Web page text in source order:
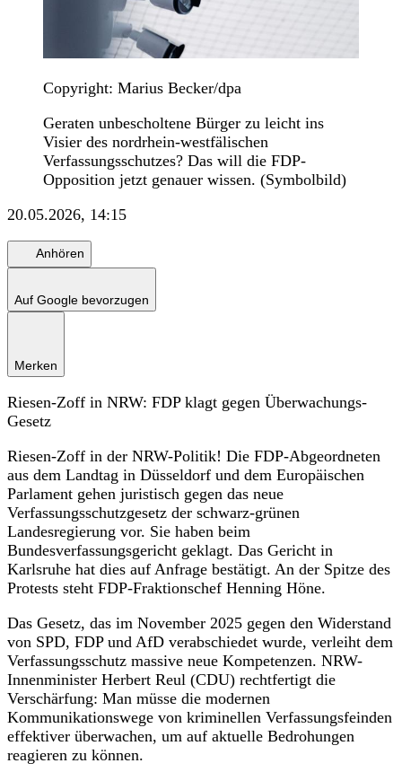
Copyright: Marius Becker/dpa
Geraten unbescholtene Bürger zu leicht ins
Visier des nordrhein-westfälischen
Verfassungsschutzes? Das will die FDP-
Opposition jetzt genauer wissen. (Symbolbild)
20.05.2026, 14:15
Anhören
Auf Google bevorzugen
Merken
Riesen-Zoff in NRW: FDP klagt gegen Überwachungs-
Gesetz
Riesen-Zoff in der NRW-Politik! Die FDP-Abgeordneten
aus dem Landtag in Düsseldorf und dem Europäischen
Parlament gehen juristisch gegen das neue
Verfassungsschutzgesetz der schwarz-grünen
Landesregierung vor. Sie haben beim
Bundesverfassungsgericht geklagt. Das Gericht in
Karlsruhe hat dies auf Anfrage bestätigt. An der Spitze des
Protests steht FDP-Fraktionschef Henning Höne.
Das Gesetz, das im November 2025 gegen den Widerstand
von SPD, FDP und AfD verabschiedet wurde, verleiht dem
Verfassungsschutz massive neue Kompetenzen. NRW-
Innenminister Herbert Reul (CDU) rechtfertigt die
Verschärfung: Man müsse die modernen
Kommunikationswege von kriminellen Verfassungsfeinden
effektiver überwachen, um auf aktuelle Bedrohungen
reagieren zu können.